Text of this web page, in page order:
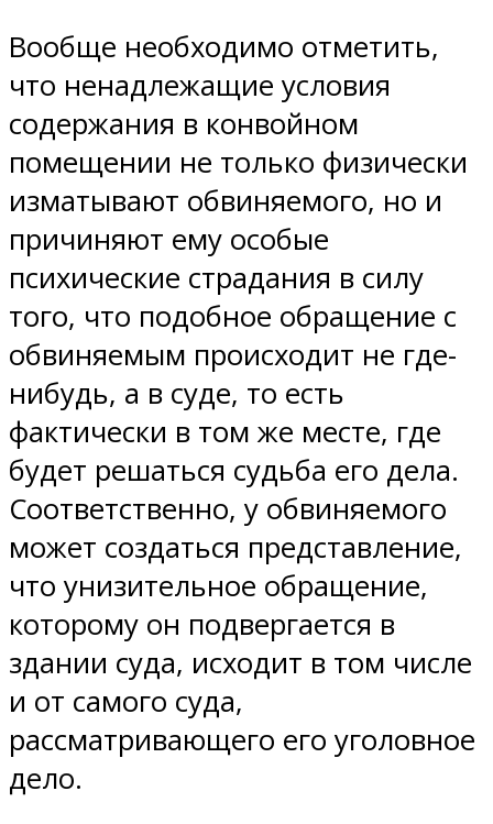
Вообще необходимо отметить,
что ненадлежащие условия
содержания в конвойном
помещении не только физически
изматывают обвиняемого, но и
причиняют ему особые
психические страдания в силу
того, что подобное обращение с
обвиняемым происходит не где-
нибудь, а в суде, то есть
фактически в том же месте, где
будет решаться судьба его дела.
Соответственно, у обвиняемого
может создаться представление,
что унизительное обращение,
которому он подвергается в
здании суда, исходит в том числе
и от самого суда,
рассматривающего его уголовное
дело.